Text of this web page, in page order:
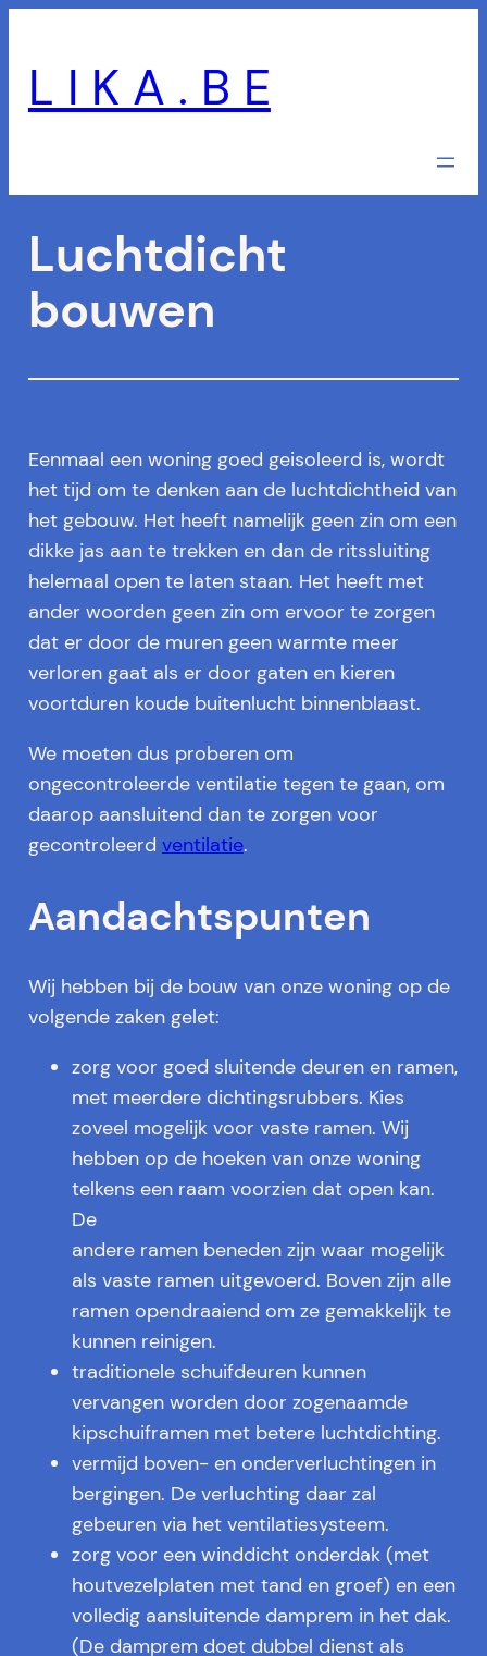
L I K A . B E
Luchtdicht
bouwen
Eenmaal een woning goed geisoleerd is, wordt
het tijd om te denken aan de luchtdichtheid van
het gebouw. Het heeft namelijk geen zin om een
dikke jas aan te trekken en dan de ritssluiting
helemaal open te laten staan. Het heeft met
ander woorden geen zin om ervoor te zorgen
dat er door de muren geen warmte meer
verloren gaat als er door gaten en kieren
voortduren koude buitenlucht binnenblaast.
We moeten dus proberen om
ongecontroleerde ventilatie tegen te gaan, om
daarop aansluitend dan te zorgen voor
gecontroleerd ventilatie.
Aandachtspunten
Wij hebben bij de bouw van onze woning op de
volgende zaken gelet:
zorg voor goed sluitende deuren en ramen,
met meerdere dichtingsrubbers. Kies
zoveel mogelijk voor vaste ramen. Wij
hebben op de hoeken van onze woning
telkens een raam voorzien dat open kan.
De
andere ramen beneden zijn waar mogelijk
als vaste ramen uitgevoerd. Boven zijn alle
ramen opendraaiend om ze gemakkelijk te
kunnen reinigen.
traditionele schuifdeuren kunnen
vervangen worden door zogenaamde
kipschuiframen met betere luchtdichting.
vermijd boven- en onderverluchtingen in
bergingen. De verluchting daar zal
gebeuren via het ventilatiesysteem.
zorg voor een winddicht onderdak (met
houtvezelplaten met tand en groef) en een
volledig aansluitende damprem in het dak.
(De damprem doet dubbel dienst als